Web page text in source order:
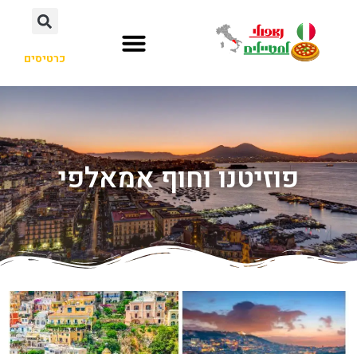
כרטיסים
פוזיטנו וחוף אמאלפי